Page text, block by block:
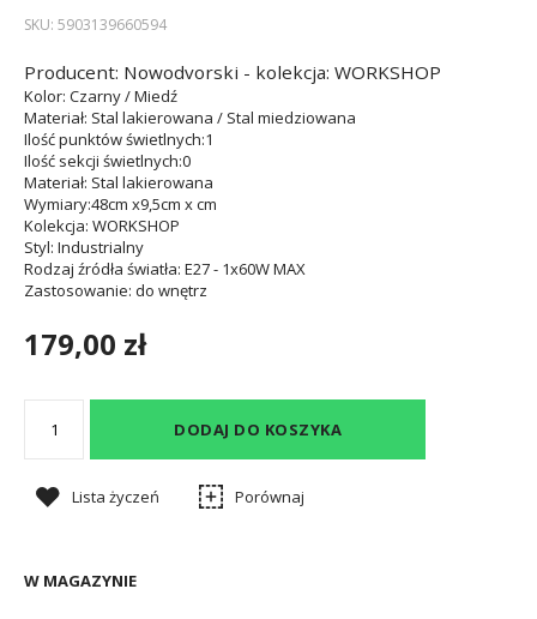
SKU: 5903139660594
Producent: Nowodvorski - kolekcja: WORKSHOP
Kolor: Czarny / Miedź
Materiał: Stal lakierowana / Stal miedziowana
Ilość punktów świetlnych:1
Ilość sekcji świetlnych:0
Materiał: Stal lakierowana
Wymiary:48cm x9,5cm x cm
Kolekcja: WORKSHOP
Styl: Industrialny
Rodzaj źródła światła: E27 - 1x60W MAX
Zastosowanie: do wnętrz
179,00 zł
DODAJ DO KOSZYKA
Lista życzeń Porównaj
W MAGAZYNIE